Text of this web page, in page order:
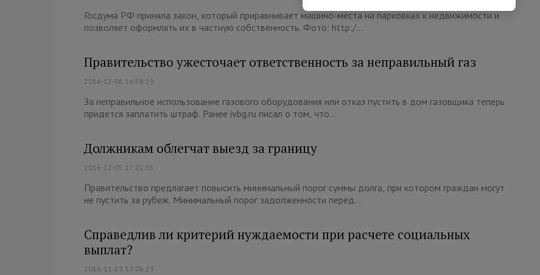
Госдума РФ приняла закон, который приравнивает машино-места на парковках к недвижимости и
позволяет оформлять их в частную собственность. Фото: http:/...
Правительство ужесточает ответственность за неправильный газ
2016-12-06 16:58:19
За неправильное использование газового оборудования или отказ пустить в дом газовщика теперь
придется заплатить штраф. Ранее ivbg.ru писал о том, что...
Должникам облегчат выезд за границу
2016-12-05 17:01:35
Правительство предлагает повысить минимальный порог суммы долга, при котором граждан могут
не пустить за рубеж. Минимальный порог задолженности перед...
Справедлив ли критерий нуждаемости при расчете социальных
выплат?
2016-11-23 17:06:23